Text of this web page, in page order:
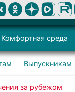
Комфортная среда
Выпускникам
за рубежом